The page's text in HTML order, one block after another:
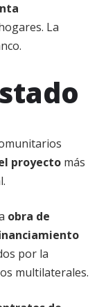
La
proyecto más
obra de
por la
multilaterales.